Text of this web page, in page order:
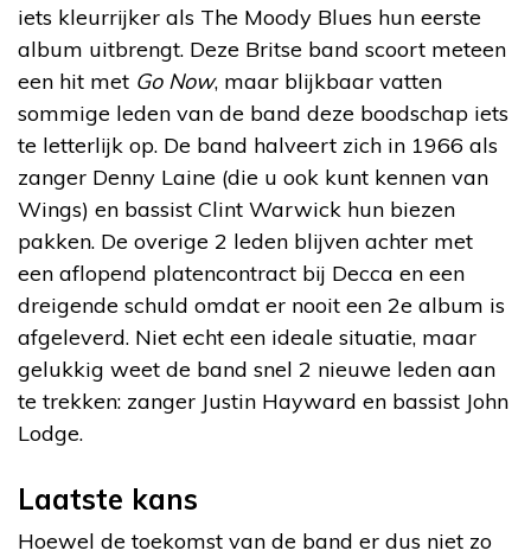
iets kleurrijker als The Moody Blues hun eerste
album uitbrengt. Deze Britse band scoort meteen
een hit met Go Now, maar blijkbaar vatten
sommige leden van de band deze boodschap iets
te letterlijk op. De band halveert zich in 1966 als
zanger Denny Laine (die u ook kunt kennen van
Wings) en bassist Clint Warwick hun biezen
pakken. De overige 2 leden blijven achter met
een aflopend platencontract bij Decca en een
dreigende schuld omdat er nooit een 2e album is
afgeleverd. Niet echt een ideale situatie, maar
gelukkig weet de band snel 2 nieuwe leden aan
te trekken: zanger Justin Hayward en bassist John
Lodge.
Laatste kans
Hoewel de toekomst van de band er dus niet zo